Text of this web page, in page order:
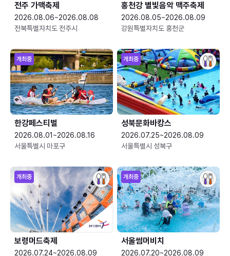
전주 가맥축제
2026.08.06~2026.08.08
전북특별자치도 전주시
홍천강 별빛음악 맥주축제
2026.08.05~2026.08.09
강원특별자치도 홍천군
개최중
한강페스티벌
2026.08.01~2026.08.16
서울특별시 마포구
개최중
성북문화바캉스
2026.07.25~2026.08.09
서울특별시 성북구
개최중
보령머드축제
2026.07.24~2026.08.09
개최중
서울썸머비치
2026.07.20~2026.08.09